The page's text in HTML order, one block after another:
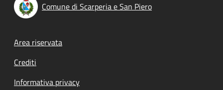
Comune di Scarperia e San Piero
Footer menu
Area riservata
Crediti
Informativa privacy